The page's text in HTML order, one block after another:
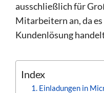
ausschließlich für
Mitarbeitern an, da
Kundenlösung
Index
Einladungen in